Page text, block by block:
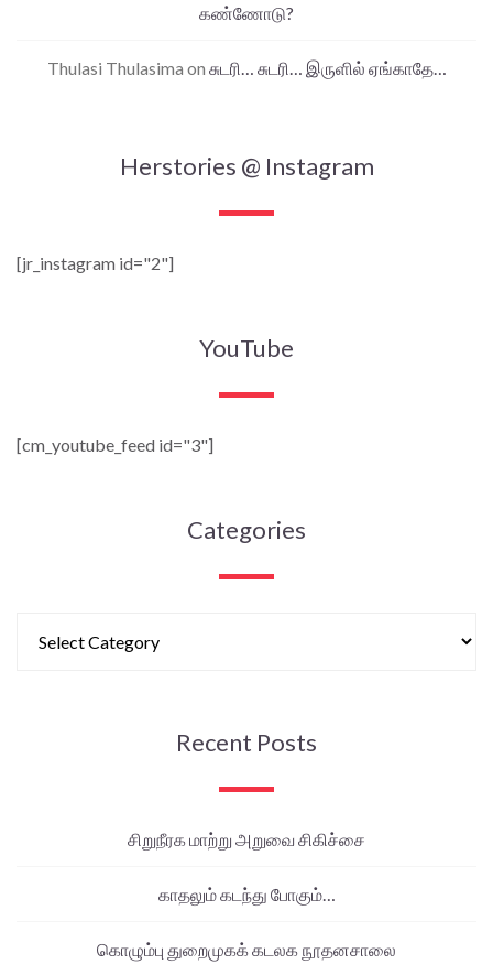
கண்ணோடு?
Thulasi Thulasima on சுடரி… சுடரி… இருளில் ஏங்காதே…
Herstories @ Instagram
[jr_instagram id="2"]
YouTube
[cm_youtube_feed id="3"]
Categories
Recent Posts
சிறுநீரக மாற்று அறுவை சிகிச்சை
காதலும் கடந்து போகும்…
கொழும்பு துறைமுகக் கடலக நூதனசாலை